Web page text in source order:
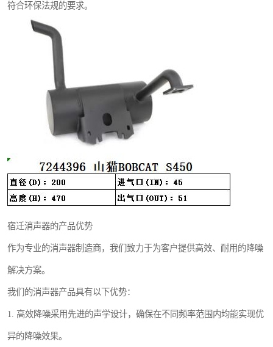
符合环保法规的要求。
宿迁消声器的产品优势
作为专业的消声器制造商，我们致力于为客户提供高效、耐用的降噪
解决方案。
我们的消声器产品具有以下优势：
1. 高效降噪采用先进的声学设计，确保在不同频率范围内均能实现优
异的降噪效果。